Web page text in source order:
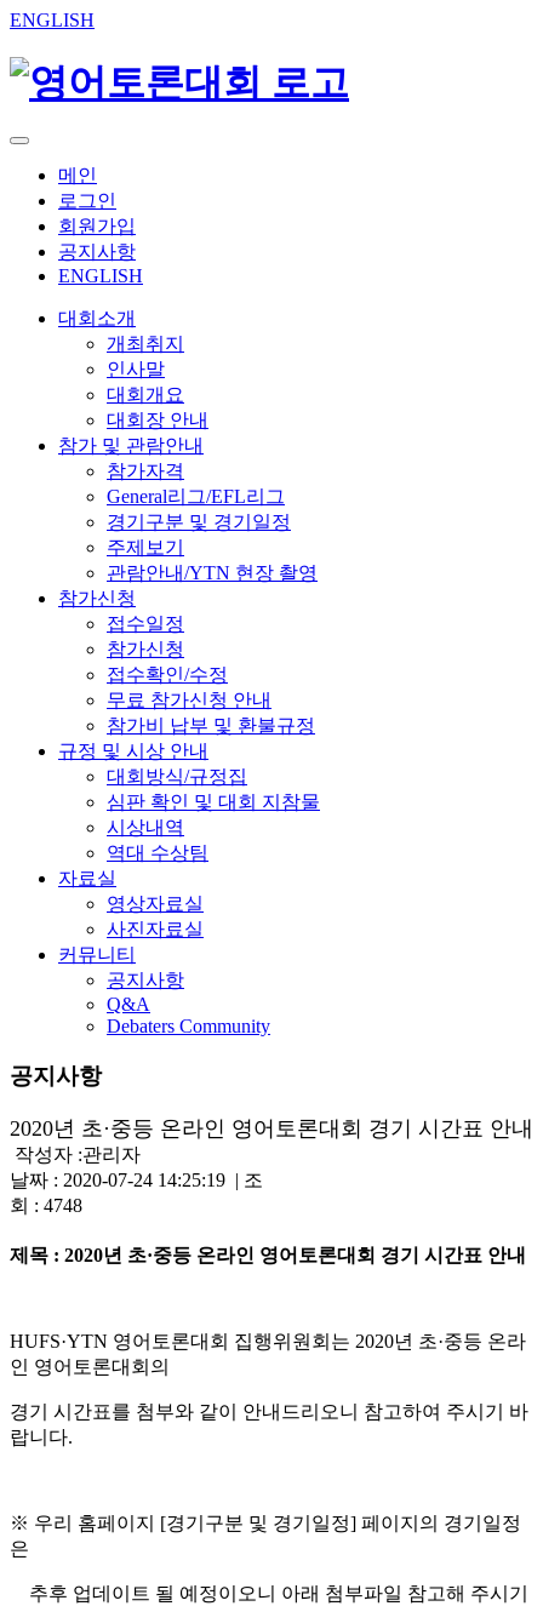
ENGLISH
메인
로그인
회원가입
공지사항
ENGLISH
대회소개
개최취지
인사말
대회개요
대회장 안내
참가 및 관람안내
참가자격
General리그/EFL리그
경기구분 및 경기일정
주제보기
관람안내/YTN 현장 촬영
참가신청
접수일정
참가신청
접수확인/수정
무료 참가신청 안내
참가비 납부 및 환불규정
규정 및 시상 안내
대회방식/규정집
심판 확인 및 대회 지참물
시상내역
역대 수상팀
자료실
영상자료실
사진자료실
커뮤니티
공지사항
Q&A
Debaters Community
공지사항
2020년 초·중등 온라인 영어토론대회 경기 시간표 안내
작성자 :관리자
날짜 : 2020-07-24 14:25:19 | 조
회 : 4748
제목 : 2020년 초·중등 온라인 영어토론대회 경기 시간표 안내
HUFS·YTN 영어토론대회 집행위원회는 2020년 초·중등 온라
인 영어토론대회의
경기 시간표를 첨부와 같이 안내드리오니 참고하여 주시기 바
랍니다.
※ 우리 홈페이지 [경기구분 및 경기일정] 페이지의 경기일정
은
추후 업데이트 될 예정이오니 아래 첨부파일 참고해 주시기